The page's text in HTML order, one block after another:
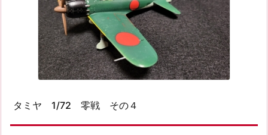
タミヤ 1/72 零戦 その４